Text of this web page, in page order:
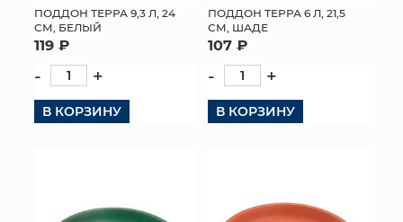
ПОДДОН ТЕРРА 9,3 Л, 24
СМ, БЕЛЫЙ
119 ₽
- +
В КОРЗИНУ
ПОДДОН ТЕРРА 6 Л, 21,5
СМ, ШАДЕ
107 ₽
- +
В КОРЗИНУ